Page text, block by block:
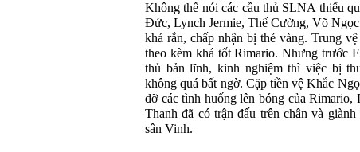
Không thể nói các cầu thủ SLNA thiếu
Đức, Lynch Jermie, Thế Cường, Võ
khá rắn, chấp nhận bị thẻ vàng. Trung
theo kèm khá tốt Rimario. Nhưng trước
thủ bản lĩnh, kinh nghiệm thì việc bị
không quá bất ngờ. Cặp tiền vệ Khắc
đỡ các tình huống lên bóng của
Thanh đã có trận đấu trên chân và
sân Vinh.